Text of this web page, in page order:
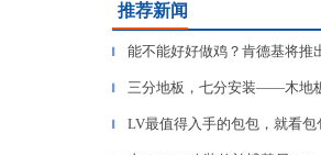
推荐新闻
▎ 能不能好好做鸡？肯德基将推
▎ 三分地板，七分安装——木地
▎ LV最值得入手的包包，就看